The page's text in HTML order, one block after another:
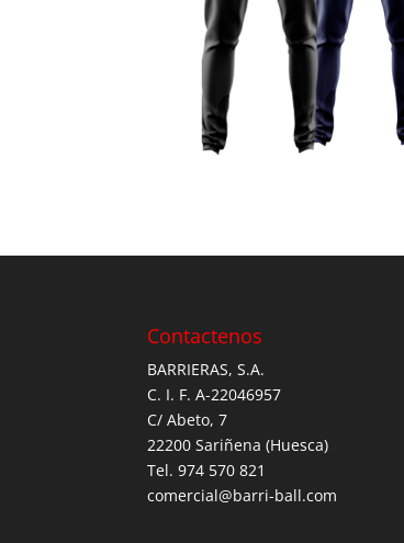
Contactenos
BARRIERAS, S.A.
C. I. F. A-22046957
C/ Abeto, 7
22200 Sariñena (Huesca)
Tel. 974 570 821
comercial@barri-ball.com